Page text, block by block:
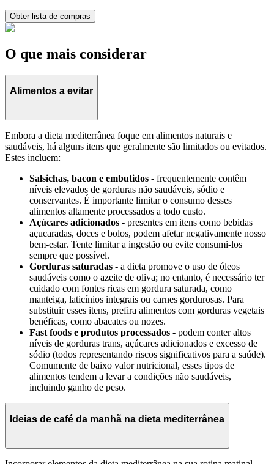
Obter lista de compras
O que mais considerar
Alimentos a evitar
Embora a dieta mediterrânea foque em alimentos naturais e
saudáveis, há alguns itens que geralmente são limitados ou evitados.
Estes incluem:
Salsichas, bacon e embutidos - frequentemente contêm
níveis elevados de gorduras não saudáveis, sódio e
conservantes. É importante limitar o consumo desses
alimentos altamente processados a todo custo.
Açúcares adicionados - presentes em itens como bebidas
açucaradas, doces e bolos, podem afetar negativamente nosso
bem-estar. Tente limitar a ingestão ou evite consumi-los
sempre que possível.
Gorduras saturadas - a dieta promove o uso de óleos
saudáveis como o azeite de oliva; no entanto, é necessário ter
cuidado com fontes ricas em gordura saturada, como
manteiga, laticínios integrais ou carnes gordurosas. Para
substituir esses itens, prefira alimentos com gorduras vegetais
benéficas, como abacates ou nozes.
Fast foods e produtos processados - podem conter altos
níveis de gorduras trans, açúcares adicionados e excesso de
sódio (todos representando riscos significativos para a saúde).
Comumente de baixo valor nutricional, esses tipos de
alimentos tendem a levar a condições não saudáveis,
incluindo ganho de peso.
Ideias de café da manhã na dieta mediterrânea